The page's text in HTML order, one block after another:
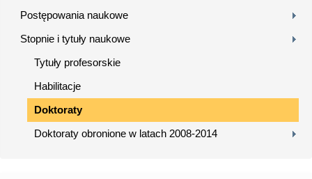
Postępowania naukowe
Stopnie i tytuły naukowe
Tytuły profesorskie
Habilitacje
Doktoraty
Doktoraty obronione w latach 2008-2014